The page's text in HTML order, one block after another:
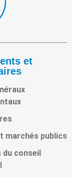
et
marchés publics
du conseil